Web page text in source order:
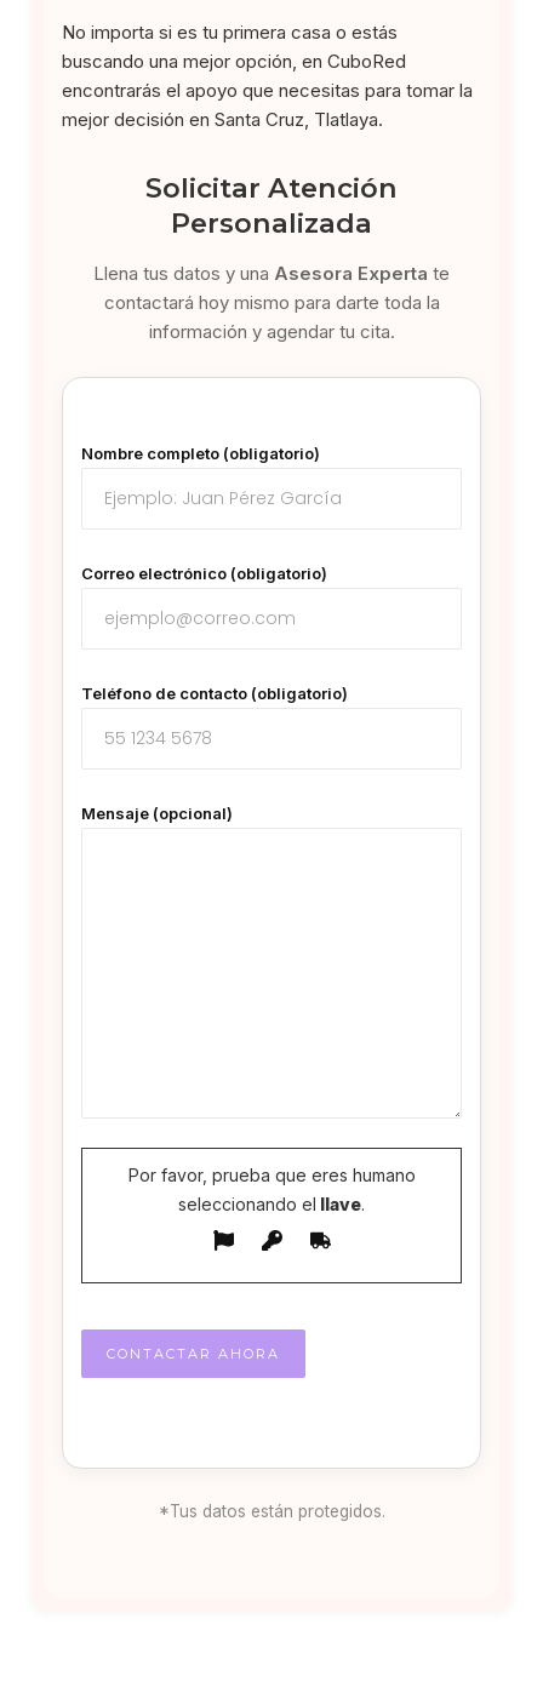
No importa si es tu primera casa o estás
buscando una mejor opción, en CuboRed
encontrarás el apoyo que necesitas para tomar la
mejor decisión en Santa Cruz, Tlatlaya.
Solicitar Atención
Personalizada
Llena tus datos y una Asesora Experta te
contactará hoy mismo para darte toda la
información y agendar tu cita.
Nombre completo (obligatorio)
Correo electrónico (obligatorio)
Teléfono de contacto (obligatorio)
Mensaje (opcional)
Por favor, prueba que eres humano
seleccionando el llave.
*Tus datos están protegidos.